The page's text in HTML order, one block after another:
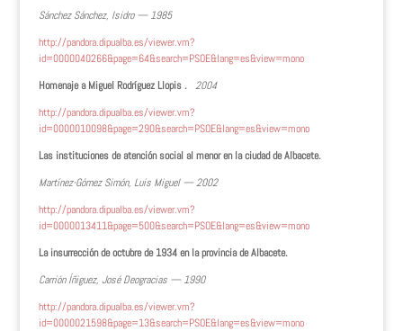
Sánchez Sánchez, Isidro — 1985
http://pandora.dipualba.es/viewer.vm?
id=0000040266&page=64&search=PSOE&lang=es&view=mono
Homenaje a Miguel Rodríguez Llopis . 2004
http://pandora.dipualba.es/viewer.vm?
id=0000010098&page=290&search=PSOE&lang=es&view=mono
Las instituciones de atención social al menor en la ciudad de Albacete.
Martínez-Gómez Simón, Luis Miguel — 2002
http://pandora.dipualba.es/viewer.vm?
id=0000013411&page=500&search=PSOE&lang=es&view=mono
La insurrección de octubre de 1934 en la provincia de Albacete.
Carrión Íñiguez, José Deogracias — 1990
http://pandora.dipualba.es/viewer.vm?
id=0000021598&page=13&search=PSOE&lang=es&view=mono